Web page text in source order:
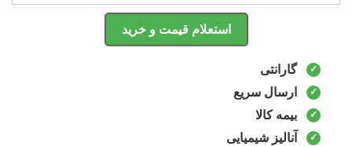
استعلام قیمت و خرید
گارانتی
ارسال سریع
بیمه کالا
آنالیز شیمیایی